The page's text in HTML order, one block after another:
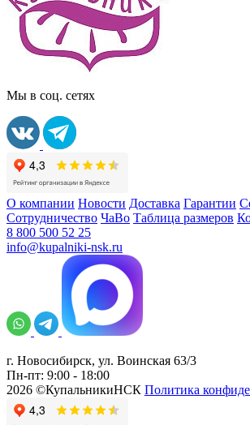
Мы в соц. сетях
О компании Новости Доставка Гарантии
Сотрудничество ЧаВо Таблица размеров
8 800 500 52 25
info@kupalniki-nsk.ru
г. Новосибирск, ул. Воинская 63/3
Пн-пт: 9:00 - 18:00
2026 ©КупальникиНСК Политика